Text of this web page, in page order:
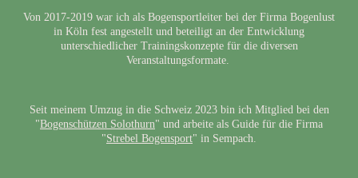
Von 2017-2019 war ich als Bogensportleiter bei der Firma Bogenlust
in Köln fest angestellt und beteiligt an der Entwicklung
unterschiedlicher Trainingskonzepte für die diversen
Veranstaltungsformate.
Seit meinem Umzug in die Schweiz 2023 bin ich Mitglied bei den
"Bogenschützen Solothurn" und arbeite als Guide für die Firma
"Strebel Bogensport" in Sempach.